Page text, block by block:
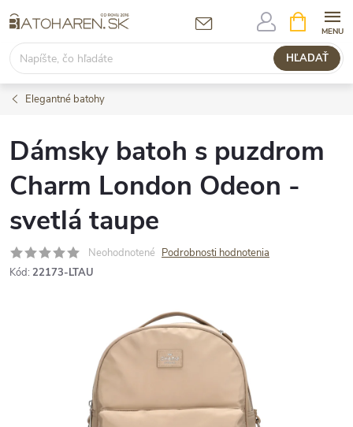
na
obsah
HĽADAŤ
KOŠÍK
Elegantné batohy
Dámsky batoh s puzdrom
Charm London Odeon -
svetlá taupe
Neohodnotené Podrobnosti hodnotenia
Kód: 22173-LTAU